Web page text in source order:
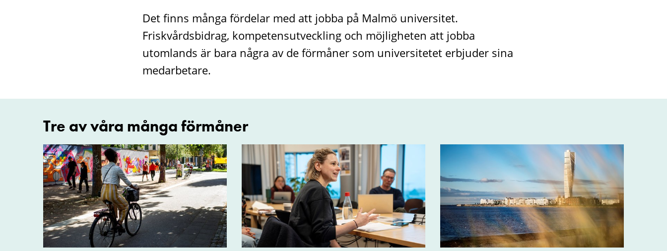
Det finns många fördelar med att jobba på Malmö universitet.
Friskvårdsbidrag, kompetensutveckling och möjligheten att jobba
utomlands är bara några av de förmåner som universitetet erbjuder sina
medarbetare.
Tre av våra många förmåner
Hälsa Utveckling
Semester
och
ledigheter